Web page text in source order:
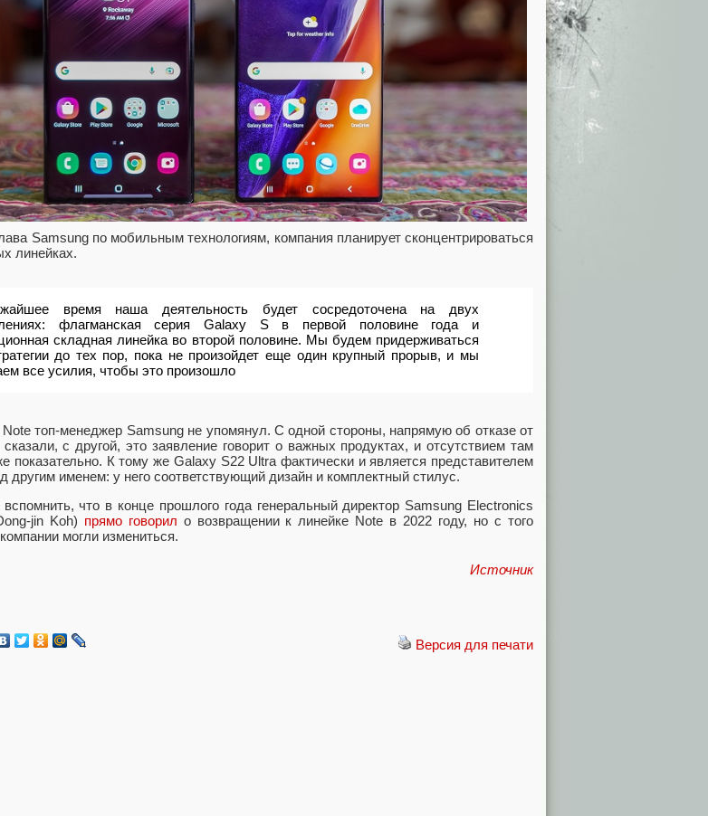
Samsung по мобильным технологиям, компания планирует сконцентрироваться
линейках.
время наша деятельность будет сосредоточена на двух
флагманская серия Galaxy S в первой половине года и
складная линейка во второй половине. Мы будем придерживаться
до тех пор, пока не произойдет еще один крупный прорыв, и мы
все усилия, чтобы это произошло
Note топ-менеджер Samsung не упомянул. С одной стороны, напрямую об отказе от
с другой, это заявление говорит о важных продуктах, и отсутствием там
показательно. К тому же Galaxy S22 Ultra фактически и является представителем
другим именем: у него соответствующий дизайн и комплектный стилус.
что в конце прошлого года генеральный директор Samsung Electronics
jin Koh) прямо говорил о возвращении к линейке Note в 2022 году, но с того
могли измениться.
Источник
Версия для печати